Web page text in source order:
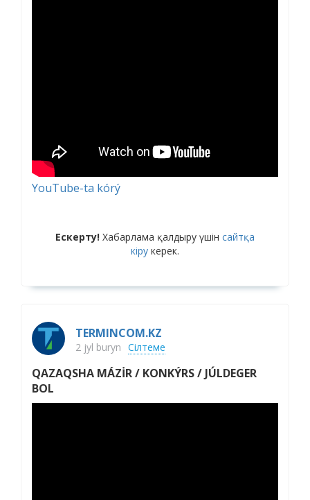
YouTube-ta kórý
Ескерту! Хабарлама қалдыру үшін сайтқа
кіру керек.
TERMINCOM.KZ
2 jyl buryn Сілтеме
QAZAQSHA MÁZİR / KONKÝRS / JÚLDEGER
BOL